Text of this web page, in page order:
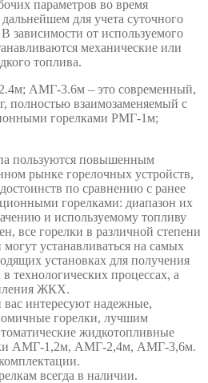
параметров во время
для учета суточного
зависимости от используемого
механические или
топлива.
АМГ-3.6м – это современный,
полностью взаимозаменяемый с
горелками РМГ-1м;
пользуются повышенным
рынке горелочных устройств,
по сравнению с ранее
горелками: диапазон их
и используемому топливу
все горелки в различной степени
устанавливаться на самых
установках для получения
технологических процессах, а
ЖКХ.
вас интересуют надежные,
горелки, лучшим
жидкотопливные
АМГ-1,2м, АМГ-2,4м, АМГ-3,6м.
всегда в наличии.